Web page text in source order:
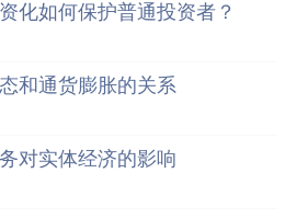
化如何保护普通投资者？
和通货膨胀的关系
对实体经济的影响